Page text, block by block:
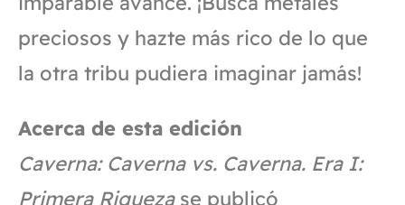
preciosos y hazte más rico de lo que
la otra tribu pudiera imaginar jamás!
Acerca de esta edición
Caverna: Caverna vs. Caverna. Era I:
Primera Riquezase publicó